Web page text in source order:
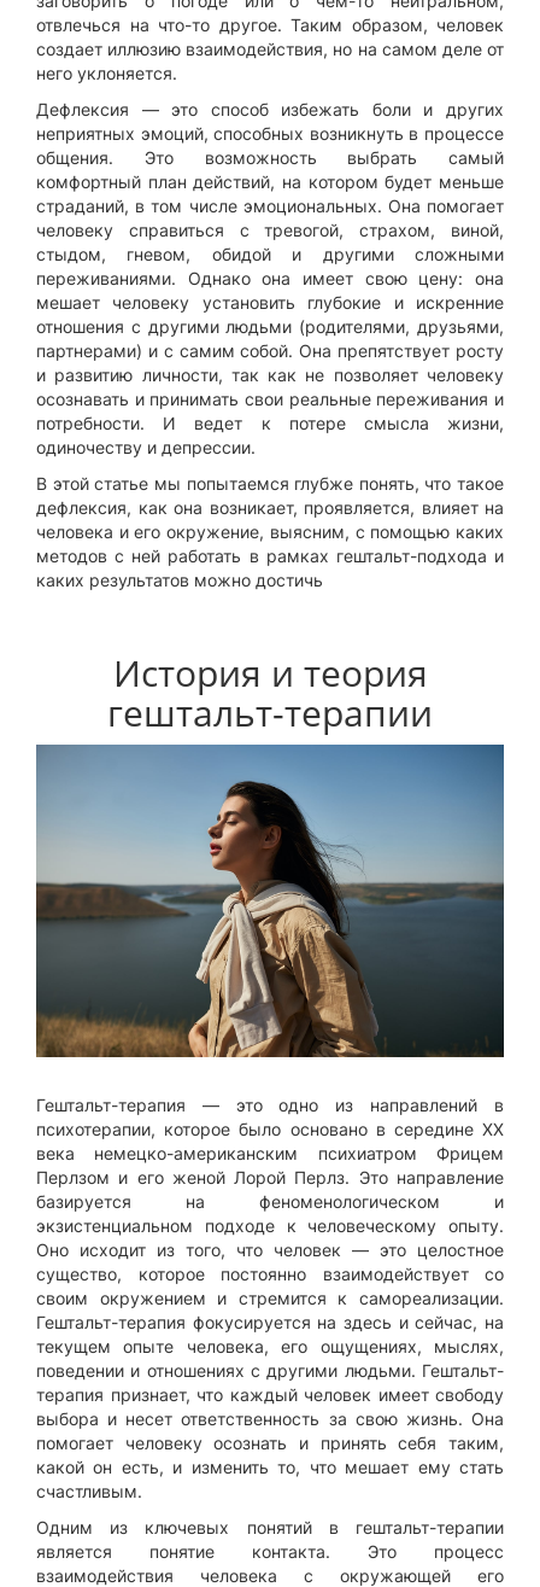
отвлечься на что-то другое. Таким образом, человек
создает иллюзию взаимодействия, но на самом деле от
него уклоняется.
Дефлексия — это способ избежать боли и других
неприятных эмоций, способных возникнуть в процессе
общения. Это возможность выбрать самый
комфортный план действий, на котором будет меньше
страданий, в том числе эмоциональных. Она помогает
человеку справиться с тревогой, страхом, виной,
стыдом, гневом, обидой и другими сложными
переживаниями. Однако она имеет свою цену: она
мешает человеку установить глубокие и искренние
отношения с другими людьми (родителями, друзьями,
партнерами) и с самим собой. Она препятствует росту
и развитию личности, так как не позволяет человеку
осознавать и принимать свои реальные переживания и
потребности. И ведет к потере смысла жизни,
одиночеству и депрессии.
В этой статье мы попытаемся глубже понять, что такое
дефлексия, как она возникает, проявляется, влияет на
человека и его окружение, выясним, с помощью каких
методов с ней работать в рамках гештальт-подхода и
каких результатов можно достичь
История и теория
гештальт-терапии
Гештальт-терапия — это одно из направлений в
психотерапии, которое было основано в середине XX
века немецко-американским психиатром Фрицем
Перлзом и его женой Лорой Перлз. Это направление
базируется на феноменологическом и
экзистенциальном подходе к человеческому опыту.
Оно исходит из того, что человек — это целостное
существо, которое постоянно взаимодействует со
своим окружением и стремится к самореализации.
Гештальт-терапия фокусируется на здесь и сейчас, на
текущем опыте человека, его ощущениях, мыслях,
поведении и отношениях с другими людьми. Гештальт-
терапия признает, что каждый человек имеет свободу
выбора и несет ответственность за свою жизнь. Она
помогает человеку осознать и принять себя таким,
какой он есть, и изменить то, что мешает ему стать
счастливым.
Одним из ключевых понятий в гештальт-терапии
является понятие контакта. Это процесс
взаимодействия человека с окружающей его